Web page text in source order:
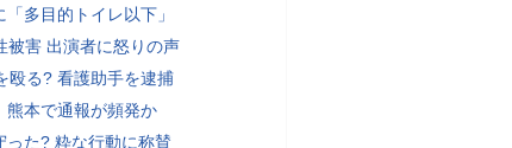
「多目的トイレ以下」
被害 出演者に怒りの声
殴る? 看護助手を逮捕
熊本で通報が頻発か
った? 粋な行動に称賛